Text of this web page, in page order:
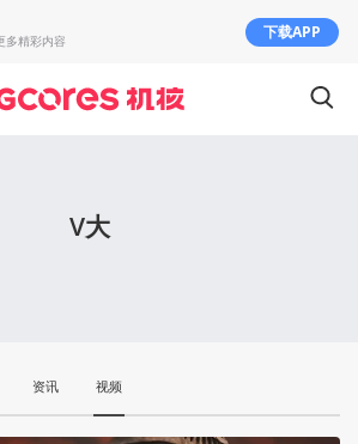
V大
资讯 视频
多精彩内容 下载APP